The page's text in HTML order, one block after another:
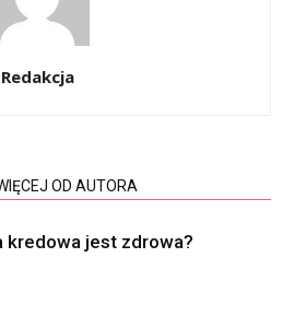
Redakcja
OD AUTORA
kredowa jest zdrowa?